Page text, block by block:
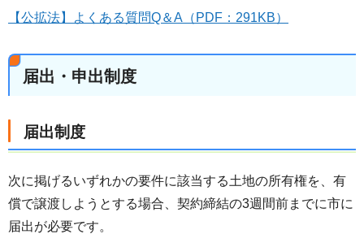
【公拡法】よくある質問Q＆A（PDF：291KB）
届出・申出制度
届出制度
次に掲げるいずれかの要件に該当する土地の所有権を、有
償で譲渡しようとする場合、契約締結の3週間前までに市に
届出が必要です。